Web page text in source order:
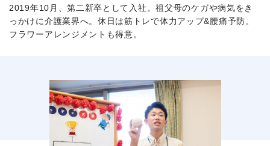
2019年10月、第二新卒として入社。祖父母のケガや病気をき
っかけに介護業界へ。休日は筋トレで体力アップ&腰痛予防。
フラワーアレンジメントも得意。